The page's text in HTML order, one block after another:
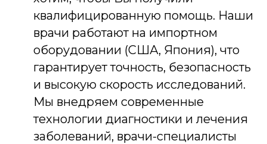
квалифицированную помощь. Наши
врачи работают на импортном
оборудовании (США, Япония), что
гарантирует точность, безопасность
и высокую скорость исследований.
Мы внедряем современные
технологии диагностики и лечения
заболеваний, врачи-специалисты